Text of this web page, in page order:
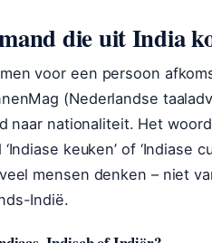
die uit India
voor een persoon
(Nederlandse
nationaliteit. Het woord
keuken’ of ‘Indiase
mensen denken – niet
Indië.